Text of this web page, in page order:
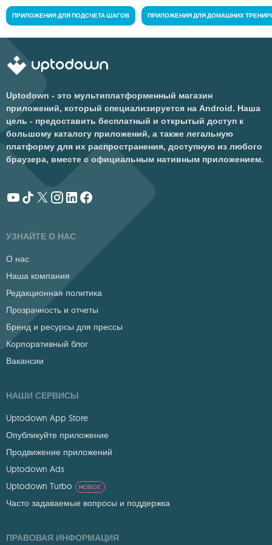
ПРИЛОЖЕНИЯ ДЛЯ ПОДСЧЕТА ШАГОВ ПРИЛОЖЕНИЯ ДЛЯ ДОМАШНИХ
Uptodown - это мультиплатформенный магазин
приложений, который специализируется на Android. Наша
цель - предоставить бесплатный и открытый доступ к
большому каталогу приложений, а также легальную
платформу для их распространения, доступную из любого
браузера, вместе с официальным нативным приложением.
УЗНАЙТЕ О НАС
О нас
Наша компания
Редакционная политика
Прозрачность и отчеты
Бренд и ресурсы для прессы
Корпоративный блог
Вакансии
НАШИ СЕРВИСЫ
Uptodown App Store
Опубликуйте приложение
Продвижение приложений
Uptodown Ads
Uptodown Turbo
НОВОЕ
Часто задаваемые вопросы и поддержка
ПРАВОВАЯ ИНФОРМАЦИЯ